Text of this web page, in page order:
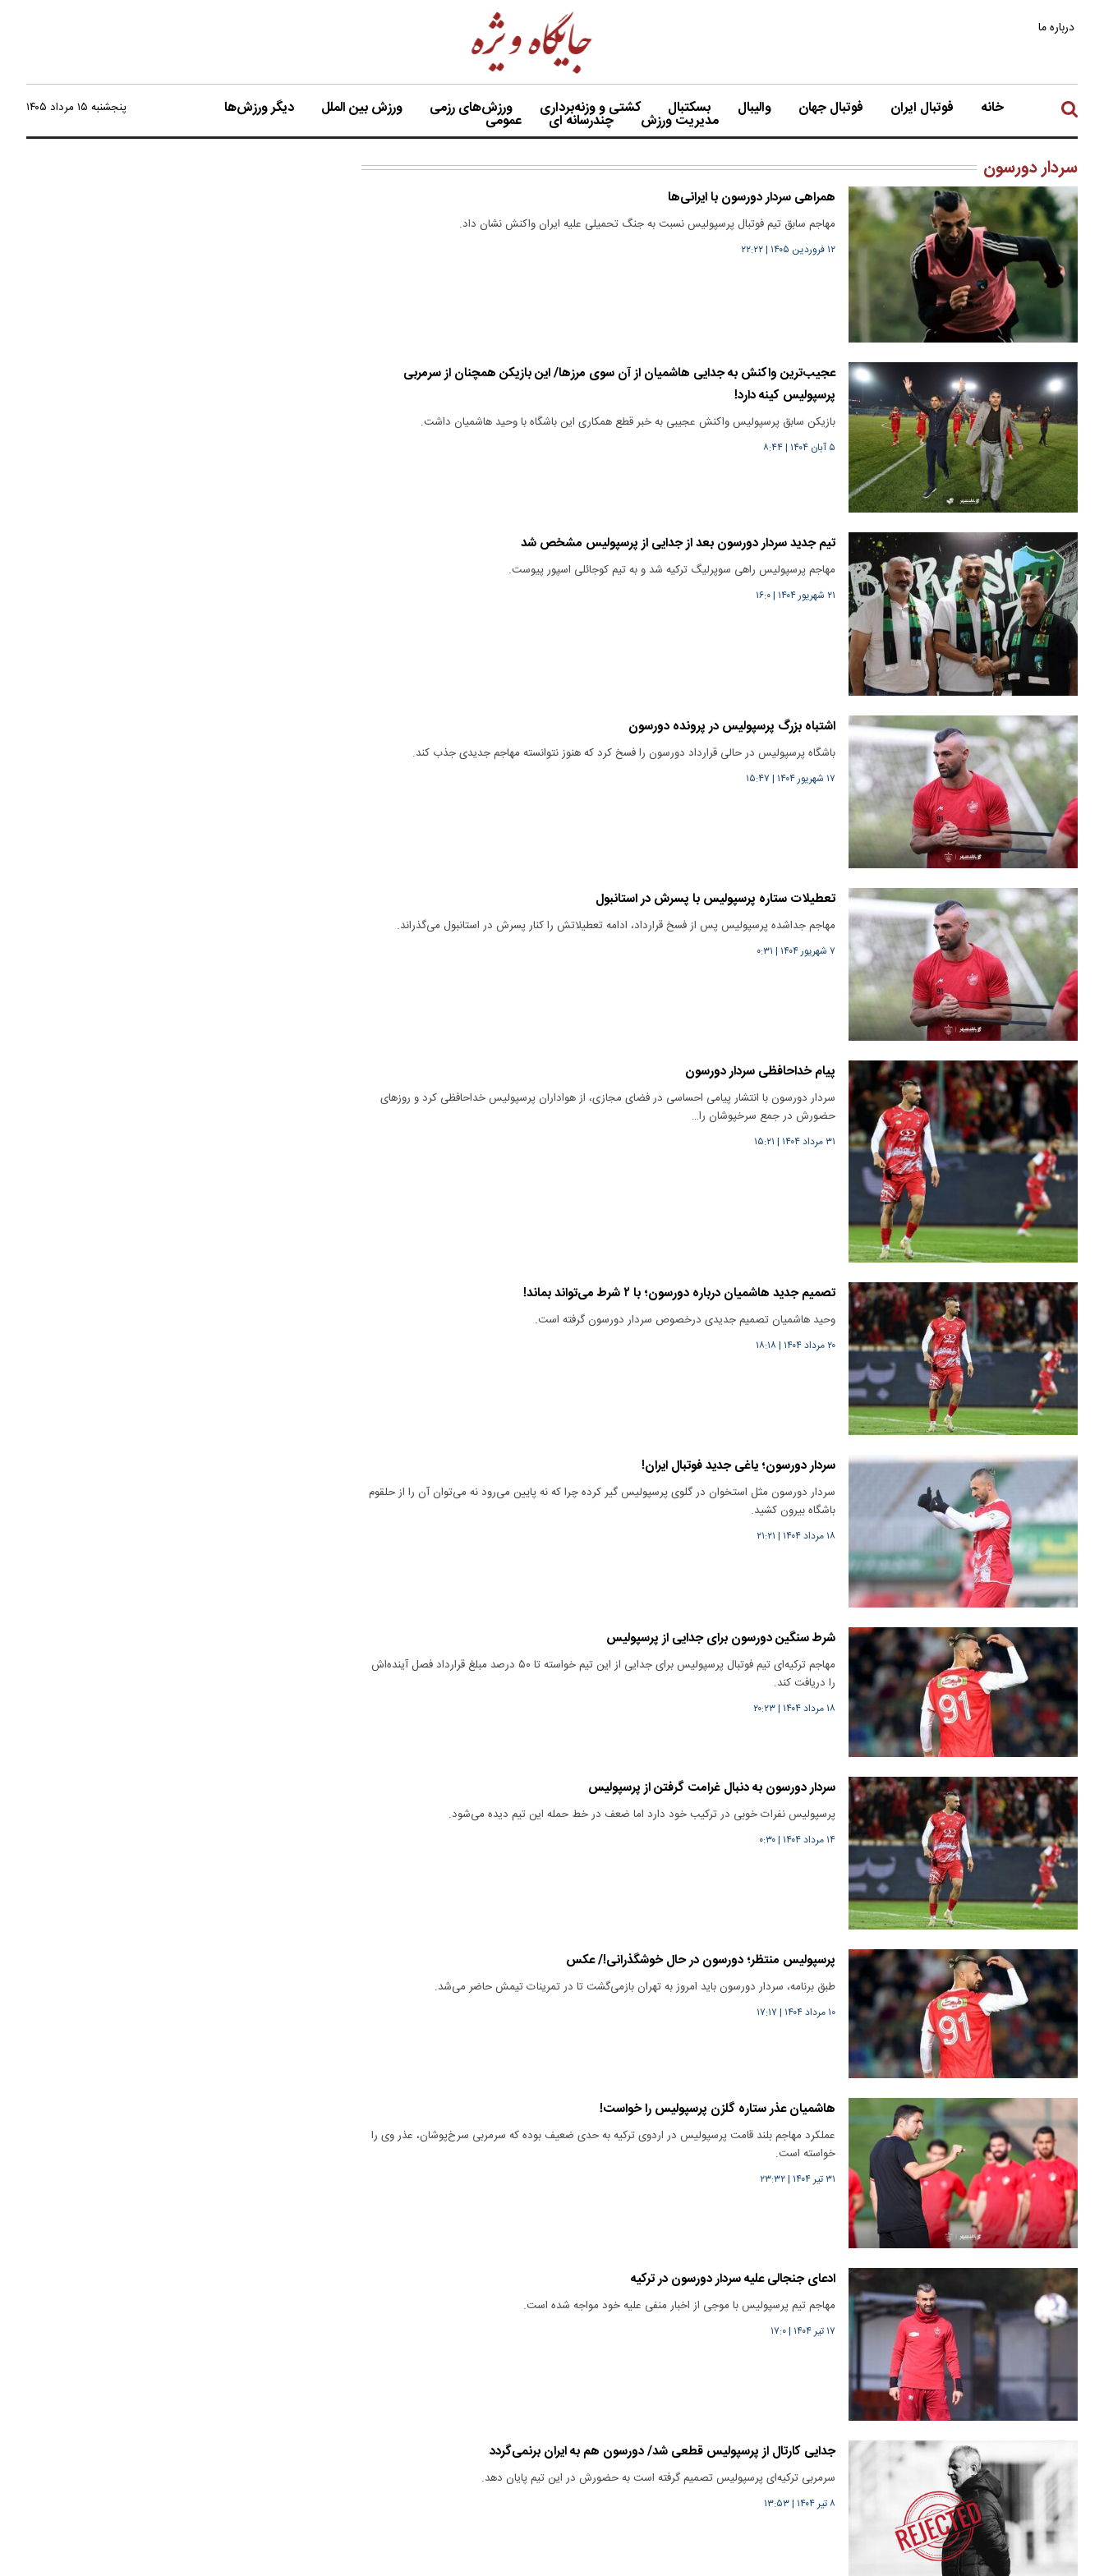
درباره ما
خانه فوتبال ایران فوتبال جهان والیبال بسکتبال کشتی و وزنه‌برداری ورزش‌های رزمی ورزش بین الملل دیگر ورزش‌ها
مدیریت ورزش چندرسانه ای عمومی
پنجشنبه ۱۵ مرداد ۱۴۰۵
سردار دورسون
همراهی سردار دورسون با ایرانی‌ها
مهاجم سابق تیم فوتبال پرسپولیس نسبت به جنگ تحمیلی علیه ایران واکنش نشان داد.
۱۲ فروردین ۱۴۰۵ |۲۲:۲۲
عجیب‌ترین واکنش به جدایی هاشمیان از آن سوی مرزها/ این بازیکن همچنان از سرمربی
پرسپولیس کینه دارد!
بازیکن سابق پرسپولیس واکنش عجیبی به خبر قطع همکاری این باشگاه با وحید هاشمیان داشت.
۵ آبان ۱۴۰۴ |۸:۴۴
تیم جدید سردار دورسون بعد از جدایی از پرسپولیس مشخص شد
مهاجم پرسپولیس راهی سوپرلیگ ترکیه شد و به تیم کوجائلی اسپور پیوست.
۲۱ شهریور ۱۴۰۴ |۱۶:۰
اشتباه بزرگ پرسپولیس در پرونده دورسون
باشگاه پرسپولیس در حالی قرارداد دورسون را فسخ کرد که هنوز نتوانسته مهاجم جدیدی جذب کند.
۱۷ شهریور ۱۴۰۴ | ۱۵:۴۷
تعطیلات ستاره پرسپولیس با پسرش در استانبول
مهاجم جداشده پرسپولیس پس از فسخ قرارداد، ادامه تعطیلاتش را کنار پسرش در استانبول می‌گذراند.
۷ شهریور ۱۴۰۴ | ۰:۳۱
پیام خداحافظی سردار دورسون
سردار دورسون با انتشار پیامی احساسی در فضای مجازی، از هواداران پرسپولیس خداحافظی کرد و روزهای
حضورش در جمع سرخپوشان را…
۳۱ مرداد ۱۴۰۴ | ۱۵:۲۱
تصمیم جدید هاشمیان درباره دورسون؛ با ۲ شرط می‌تواند بماند!
وحید هاشمیان تصمیم جدیدی درخصوص سردار دورسون گرفته است.
۲۰ مرداد ۱۴۰۴ |۱۸:۱۸
سردار دورسون؛ یاغی جدید فوتبال ایران!
سردار دورسون مثل استخوان در گلوی پرسپولیس گیر کرده چرا که نه پایین می‌رود نه می‌توان آن را از حلقوم
باشگاه بیرون کشید.
۱۸ مرداد ۱۴۰۴ | ۲۱:۲۱
شرط سنگین دورسون برای جدایی از پرسپولیس
مهاجم ترکیه‌ای تیم فوتبال پرسپولیس برای جدایی از این تیم خواسته تا ۵۰ درصد مبلغ قرارداد فصل آینده‌اش
را دریافت کند.
۱۸ مرداد ۱۴۰۴ |۲۰:۲۳
سردار دورسون به دنبال غرامت گرفتن از پرسپولیس
پرسپولیس نفرات خوبی در ترکیب خود دارد اما ضعف در خط حمله این تیم دیده می‌شود.
۱۴ مرداد ۱۴۰۴ |۰:۳۰
پرسپولیس منتظر؛ دورسون در حال خوشگذرانی!/ عکس
طبق برنامه، سردار دورسون باید امروز به تهران بازمی‌گشت تا در تمرینات تیمش حاضر می‌شد.
۱۰ مرداد ۱۴۰۴ | ۱۷:۱۷
هاشمیان عذر ستاره گلزن پرسپولیس را خواست!
عملکرد مهاجم بلند قامت پرسپولیس در اردوی ترکیه به حدی ضعیف بوده که سرمربی سرخ‌پوشان، عذر وی را
خواسته است.
۳۱ تیر ۱۴۰۴ |۲۳:۳۲
ادعای جنجالی علیه سردار دورسون در ترکیه
مهاجم تیم پرسپولیس با موجی از اخبار منفی علیه خود مواجه شده است.
۱۷ تیر ۱۴۰۴ |۱۷:۰
جدایی کارتال از پرسپولیس قطعی شد/ دورسون هم به ایران برنمی‌گردد
سرمربی ترکیه‌ای پرسپولیس تصمیم گرفته است به حضورش در این تیم پایان دهد.
۸ تیر ۱۴۰۴ |۱۳:۵۳